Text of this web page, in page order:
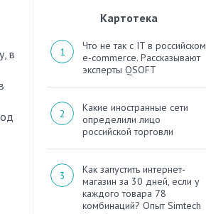
в
Картотека
Что не так с IT в российском
e-commerce. Рассказывают
эксперты QSOFT
Какие иностранные сети
определили лицо
российской торговли
Как запустить интернет-
магазин за 30 дней, если у
каждого товара 78
комбинаций? Опыт Simtech